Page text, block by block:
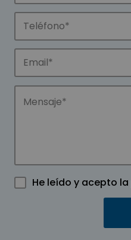
He leído y acepto la